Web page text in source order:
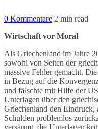
0 Kommentare 2 min read
Wirtschaft vor Moral
Als Griechenland im Jahre
sowohl von Seiten der
massive Fehler gemacht.
in Bezug auf die
und fälschte mit Hilfe der
Unterlagen über den
Griechenland den Eindruck,
Schulden problemlos
versäumt, die Unterlagen